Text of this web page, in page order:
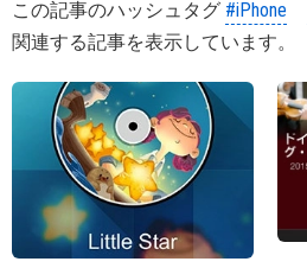
この記事のハッシュタグ #iPhone
関連する記事を表示しています。